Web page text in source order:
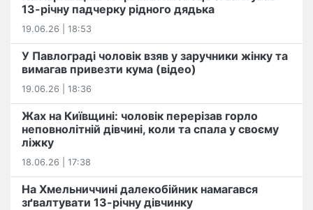
13-річну падчерку рідного дядька
19.06.26 | 18:53
У Павлограді чоловік взяв у заручники жінку та
вимагав привезти кума (відео)
19.06.26 | 18:36
Жах на Київщині: чоловік перерізав горло
неповнолітній дівчині, коли та спала у своєму
ліжку
18.06.26 | 17:38
На Хмельниччині далекобійник намагався
зґвалтувати 13-річну дівчинку